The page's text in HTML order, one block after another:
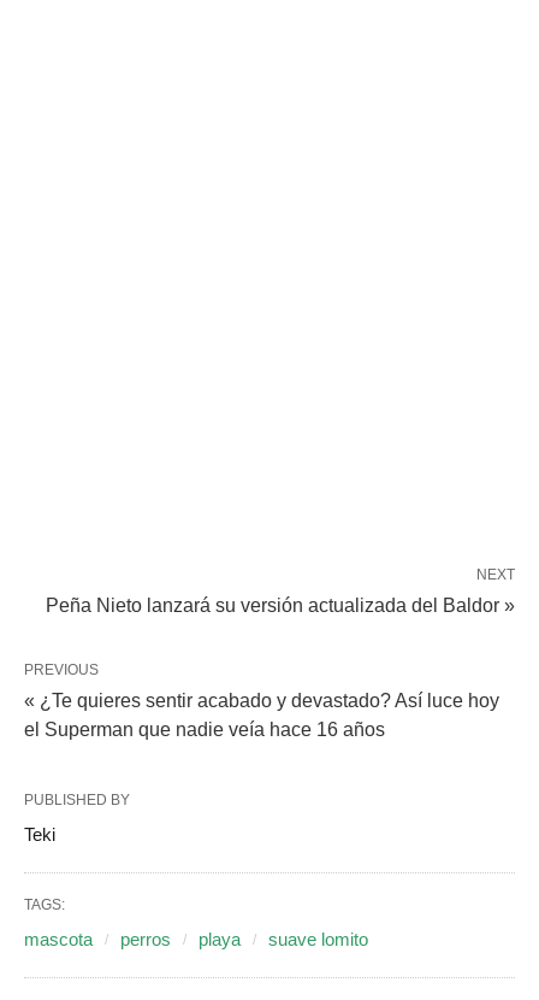
NEXT
Peña Nieto lanzará su versión actualizada del Baldor »
PREVIOUS
« ¿Te quieres sentir acabado y devastado? Así luce hoy
el Superman que nadie veía hace 16 años
PUBLISHED BY
Teki
TAGS:
mascota perros playa suave lomito